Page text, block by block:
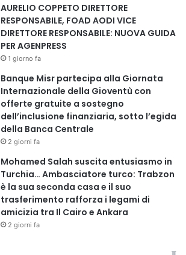
AURELIO COPPETO DIRETTORE
RESPONSABILE, FOAD AODI VICE
DIRETTORE RESPONSABILE: NUOVA GUIDA
PER AGENPRESS
1 giorno fa
Banque Misr partecipa alla Giornata
Internazionale della Gioventù con
offerte gratuite a sostegno
dell’inclusione finanziaria, sotto l’egida
della Banca Centrale
2 giorni fa
Mohamed Salah suscita entusiasmo in
Turchia… Ambasciatore turco: Trabzon
è la sua seconda casa e il suo
trasferimento rafforza i legami di
amicizia tra Il Cairo e Ankara
2 giorni fa